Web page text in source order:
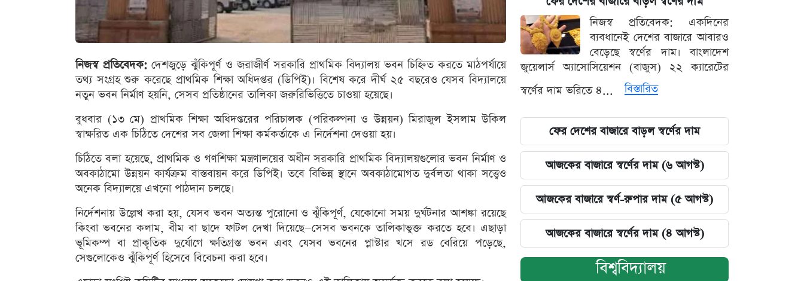
নিজস্ব প্রতিবেদক: দেশজুড়ে ঝুঁকিপূর্ণ ও জরাজীর্ণ সরকারি প্রাথমিক বিদ্যালয় ভবন চিহ্নিত করতে মাঠপর্যায়ে
তথ্য সংগ্রহ শুরু করেছে প্রাথমিক শিক্ষা অধিদপ্তর (ডিপিই)। বিশেষ করে দীর্ঘ ২৫ বছরেও যেসব বিদ্যালয়ে
নতুন ভবন নির্মাণ হয়নি, সেসব প্রতিষ্ঠানের তালিকা জরুরিভিত্তিতে চাওয়া হয়েছে।
বুধবার (১৩ মে) প্রাথমিক শিক্ষা অধিদপ্তরের পরিচালক (পরিকল্পনা ও উন্নয়ন) মিরাজুল ইসলাম উকিল
স্বাক্ষরিত এক চিঠিতে দেশের সব জেলা শিক্ষা কর্মকর্তাকে এ নির্দেশনা দেওয়া হয়।
চিঠিতে বলা হয়েছে, প্রাথমিক ও গণশিক্ষা মন্ত্রণালয়ের অধীন সরকারি প্রাথমিক বিদ্যালয়গুলোর ভবন নির্মাণ ও
অবকাঠামো উন্নয়ন কার্যক্রম বাস্তবায়ন করে ডিপিই। তবে বিভিন্ন স্থানে অবকাঠামোগত দুর্বলতা থাকা সত্ত্বেও
অনেক বিদ্যালয়ে এখনো পাঠদান চলছে।
নির্দেশনায় উল্লেখ করা হয়, যেসব ভবন অত্যন্ত পুরোনো ও ঝুঁকিপূর্ণ, যেকোনো সময় দুর্ঘটনার আশঙ্কা রয়েছে
কিংবা ভবনের কলাম, বীম বা ছাদে ফাটল দেখা দিয়েছে—সেসব ভবনকে তালিকাভুক্ত করতে হবে। এছাড়া
ভূমিকম্প বা প্রাকৃতিক দুর্যোগে ক্ষতিগ্রস্ত ভবন এবং যেসব ভবনের প্লাস্টার খসে রড বেরিয়ে পড়েছে,
সেগুলোকেও ঝুঁকিপূর্ণ হিসেবে বিবেচনা করা হবে।
নিজস্ব প্রতিবেদক: একদিনের
ব্যবধানেই দেশের বাজারে আবারও
বেড়েছে স্বর্ণের দাম। বাংলাদেশ
জুয়েলার্স অ্যাসোসিয়েশন (বাজুস) ২২ ক্যারেটের
স্বর্ণের দাম ভরিতে ৪...
বিস্তারিত
ফের দেশের বাজারে বাড়ল স্বর্ণের দাম
আজকের বাজারে স্বর্ণের দাম (৬ আগস্ট)
আজকের বাজারে স্বর্ণ-রুপার দাম (৫ আগস্ট)
আজকের বাজারে স্বর্ণের দাম (৪ আগস্ট)
বিশ্ববিদ্যালয়